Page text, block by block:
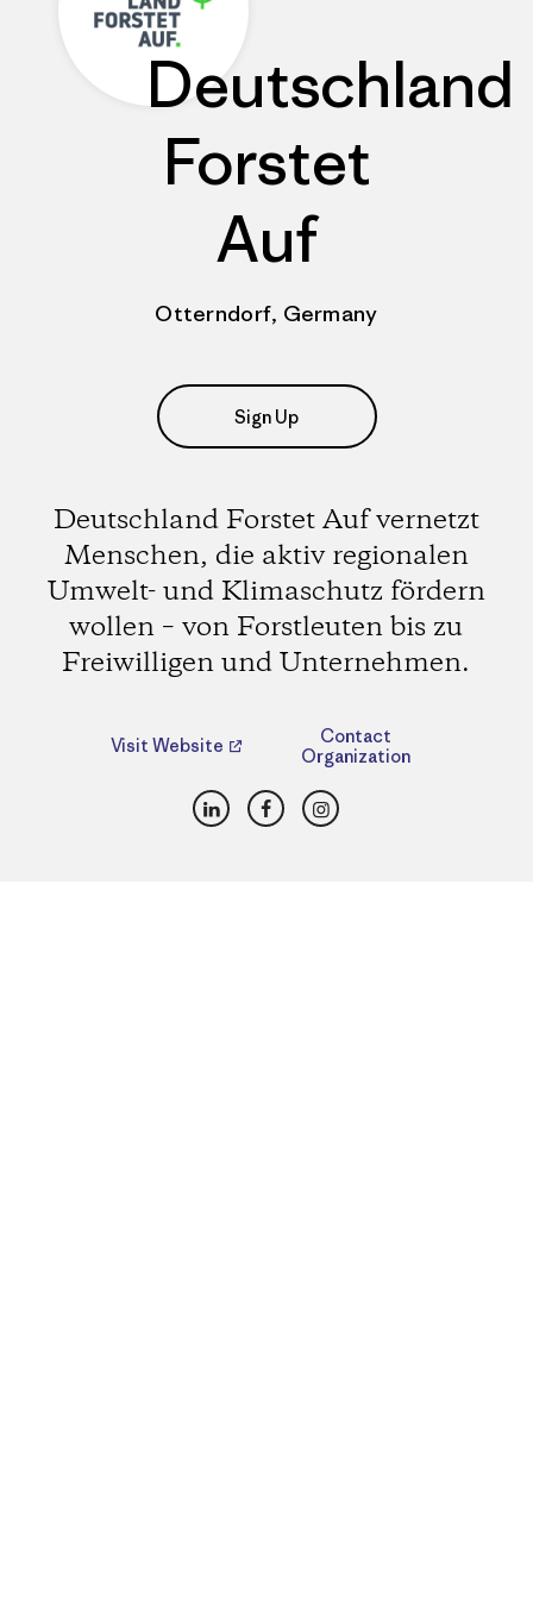
Deutschland
Forstet
Auf
Otterndorf, Germany
Sign Up
Deutschland Forstet Auf vernetzt
Menschen, die aktiv regionalen
Umwelt- und Klimaschutz fördern
wollen – von Forstleuten bis zu
Freiwilligen und Unternehmen.
Visit Website
Contact
Organization
LinkedInFacebookInstagram